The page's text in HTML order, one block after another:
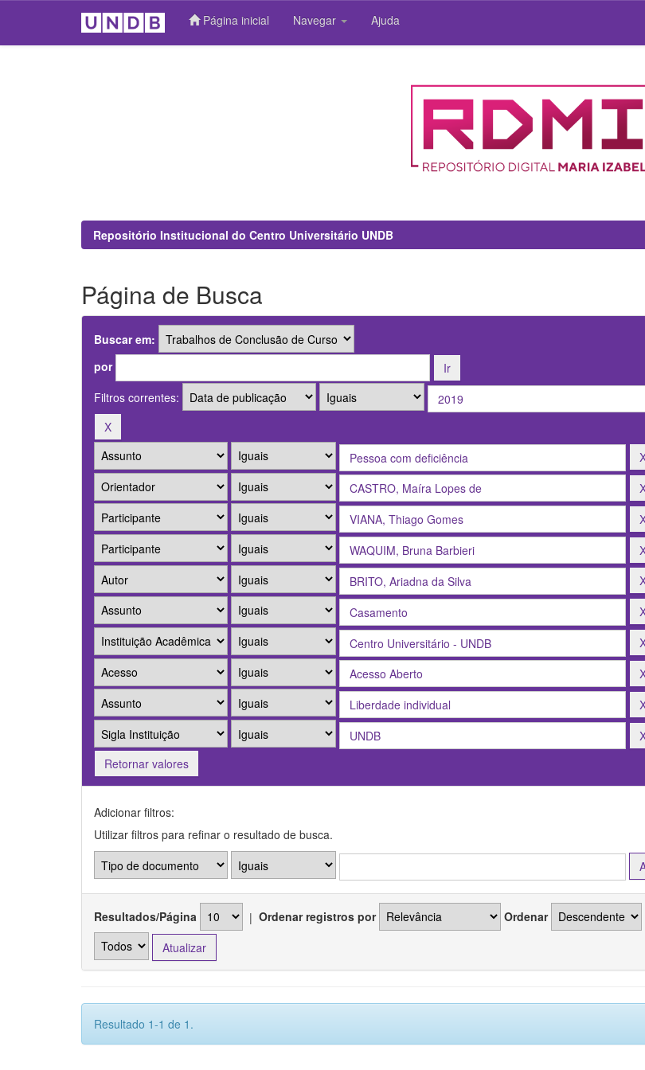
Página inicial Navegar Ajuda
Repositório Institucional do Centro Universitário UNDB
Página de Busca
Buscar em:
por
Filtros correntes:
Retornar valores
Adicionar filtros:
Utilizar filtros para refinar o resultado de busca.
Resultados/Página | Ordenar registros por Ordenar
Resultado 1-1 de 1.